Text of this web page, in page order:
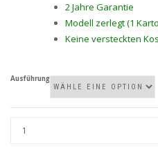
2 Jahre Garantie
Modell zerlegt (1
Keine versteckten
Ausführung
KOLDING0-